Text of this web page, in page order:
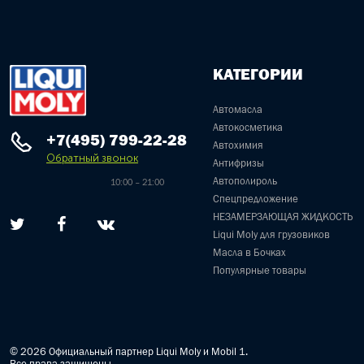
+7(495) 799-22-28
Обратный звонок
10:00 – 21:00
КАТЕГОРИИ
Автомасла
Автокосметика
Автохимия
Антифризы
Автополироль
Спецпредложение
НЕЗАМЕРЗАЮЩАЯ ЖИДКОСТЬ
Liqui Moly для грузовиков
Масла в Бочках
Популярные товары
© 2026 Официальный партнер Liqui Moly и Mobil 1.